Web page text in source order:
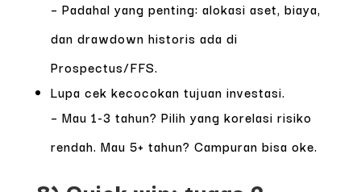
– Padahal yang penting: alokasi aset, biaya,
dan drawdown historis ada di
Prospectus/FFS.
Lupa cek kecocokan tujuan investasi.
– Mau 1-3 tahun? Pilih yang korelasi risiko
rendah. Mau 5+ tahun? Campuran bisa oke.